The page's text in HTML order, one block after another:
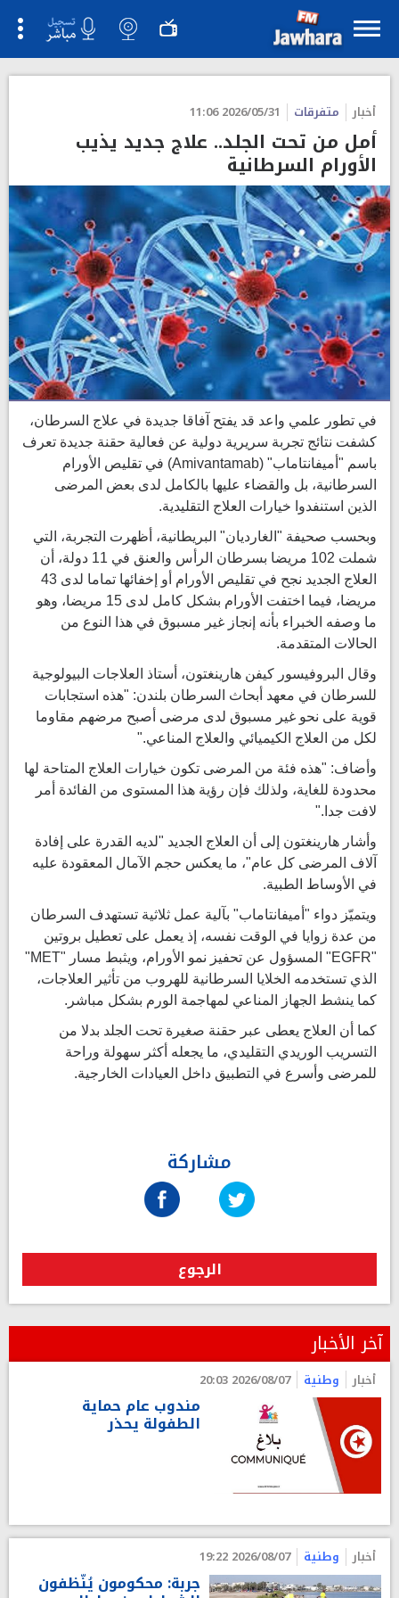
أخبار متفرقات 2026/05/31 11:06
أمل من تحت الجلد.. علاج جديد يذيب
الأورام السرطانية
في تطور علمي واعد قد يفتح آفاقا جديدة في علاج السرطان،
كشفت نتائج تجربة سريرية دولية عن فعالية حقنة جديدة تعرف
باسم "أميفانتاماب" (Amivantamab) في تقليص الأورام
السرطانية، بل والقضاء عليها بالكامل لدى بعض المرضى
الذين استنفدوا خيارات العلاج التقليدية.
وبحسب صحيفة "الغارديان" البريطانية، أظهرت التجربة، التي
شملت 102 مريضا بسرطان الرأس والعنق في 11 دولة، أن
العلاج الجديد نجح في تقليص الأورام أو إخفائها تماما لدى 43
مريضا، فيما اختفت الأورام بشكل كامل لدى 15 مريضا، وهو
ما وصفه الخبراء بأنه إنجاز غير مسبوق في هذا النوع من
الحالات المتقدمة.
وقال البروفيسور كيفن هارينغتون، أستاذ العلاجات البيولوجية
للسرطان في معهد أبحاث السرطان بلندن: "هذه استجابات
قوية على نحو غير مسبوق لدى مرضى أصبح مرضهم مقاوما
لكل من العلاج الكيميائي والعلاج المناعي."
وأضاف: "هذه فئة من المرضى تكون خيارات العلاج المتاحة لها
محدودة للغاية، ولذلك فإن رؤية هذا المستوى من الفائدة أمر
لافت جدا."
وأشار هارينغتون إلى أن العلاج الجديد "لديه القدرة على إفادة
آلاف المرضى كل عام"، ما يعكس حجم الآمال المعقودة عليه
في الأوساط الطبية.
ويتميّز دواء "أميفانتاماب" بآلية عمل ثلاثية تستهدف السرطان
من عدة زوايا في الوقت نفسه، إذ يعمل على تعطيل بروتين
"EGFR" المسؤول عن تحفيز نمو الأورام، ويثبط مسار "MET"
الذي تستخدمه الخلايا السرطانية للهروب من تأثير العلاجات،
كما ينشط الجهاز المناعي لمهاجمة الورم بشكل مباشر.
كما أن العلاج يعطى عبر حقنة صغيرة تحت الجلد بدلا من
التسريب الوريدي التقليدي، ما يجعله أكثر سهولة وراحة
للمرضى وأسرع في التطبيق داخل العيادات الخارجية.
مشاركة
الرجوع
آخر الأخبار
أخبار وطنية 2026/08/07 20:03
مندوب عام حماية
الطفولة يحذر
أخبار وطنية 2026/08/07 19:22
جربة: محكومون يُنّظفون